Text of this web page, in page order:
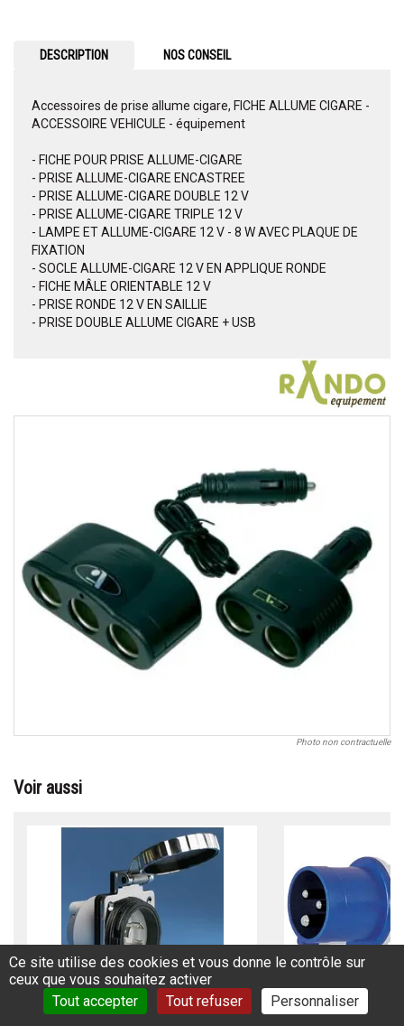
DESCRIPTION NOS CONSEIL
Accessoires de prise allume cigare, FICHE ALLUME CIGARE -
ACCESSOIRE VEHICULE - équipement
- FICHE POUR PRISE ALLUME-CIGARE
- PRISE ALLUME-CIGARE ENCASTREE
- PRISE ALLUME-CIGARE DOUBLE 12 V
- PRISE ALLUME-CIGARE TRIPLE 12 V
- LAMPE ET ALLUME-CIGARE 12 V - 8 W AVEC PLAQUE DE
FIXATION
- SOCLE ALLUME-CIGARE 12 V EN APPLIQUE RONDE
- FICHE MÂLE ORIENTABLE 12 V
- PRISE RONDE 12 V EN SAILLIE
- PRISE DOUBLE ALLUME CIGARE + USB
Photo non contractuelle
Voir aussi
PRISES ÉTANCHES MARINCO BATEAUX -
Prise de courant étanche - PRISES
BATEAUX HUBBELL
Réf.: PRIS393AB
PRISES DE QUAI
ROUGE
Réf.:
Ce site utilise des cookies et vous donne le contrôle sur
ceux que vous souhaitez activer
Tout accepter
Tout refuser Personnaliser